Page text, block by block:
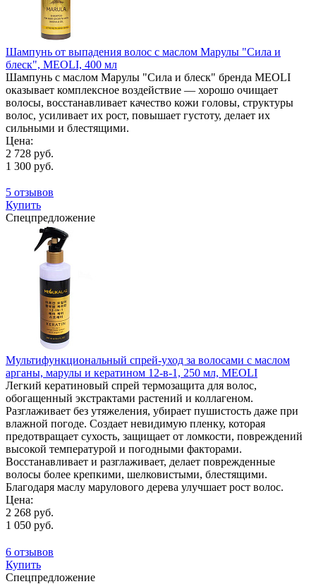
Шампунь от выпадения волос с маслом Марулы "Сила и
блеск", MEOLI, 400 мл
Шампунь с маслом Марулы "Сила и блеск" бренда MEOLI
оказывает комплексное воздействие — хорошо очищает
волосы, восстанавливает качество кожи головы, структуры
волос, усиливает их рост, повышает густоту, делает их
сильными и блестящими.
Цена:
2 728 руб.
1 300 руб.
5 отзывов
Купить
Спецпредложение
Мультифункциональный спрей-уход за волосами с маслом
арганы, марулы и кератином 12-в-1, 250 мл, MEOLI
Легкий кератиновый спрей термозащита для волос,
обогащенный экстрактами растений и коллагеном.
Разглаживает без утяжеления, убирает пушистость даже при
влажной погоде. Создает невидимую пленку, которая
предотвращает сухость, защищает от ломкости, повреждений
высокой температурой и погодными факторами.
Восстанавливает и разглаживает, делает поврежденные
волосы более крепкими, шелковистыми, блестящими.
Благодаря маслу марулового дерева улучшает рост волос.
Цена:
2 268 руб.
1 050 руб.
6 отзывов
Купить
Спецпредложение